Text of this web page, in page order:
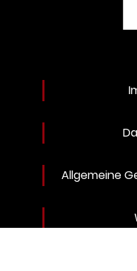
Allgemeine